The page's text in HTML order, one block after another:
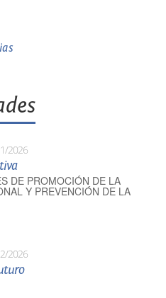
2026
DE PROMOCIÓN DE LA
Y PREVENCIÓN DE LA
2026